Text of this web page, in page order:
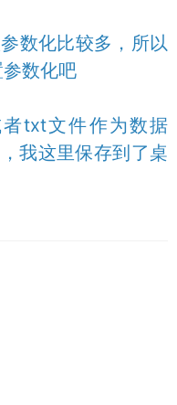
数化比较多，所以
数化吧
txt文件作为数据
我这里保存到了桌